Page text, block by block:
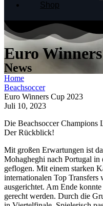
Shop
Euro
News
Home
Beachsoccer
Euro Winners Cup 2023
Juli 10, 2023
Die Beachsoccer Champions
Der Rückblick!
Mit großen Erwartungen ist
Mohagheghi nach Portugal in
geflogen. Mit einem starken
internationalen Top
ausgerichtet. Am Ende
gerecht werden. Durch die